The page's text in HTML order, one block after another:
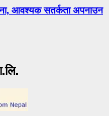
आवश्यक सतर्कता अपनाउन